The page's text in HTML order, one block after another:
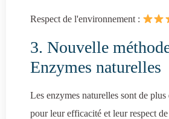
Respect de l'environnement :
3. Nouvelle
Enzymes naturelles
Les enzymes naturelles sont de
pour leur efficacité et leur respect